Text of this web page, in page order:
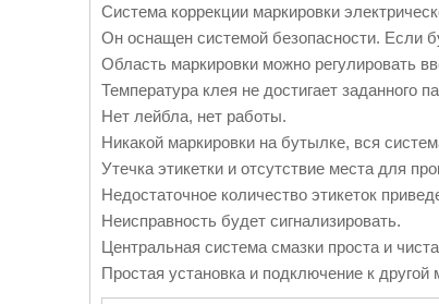
Система коррекции маркировки
Он оснащен системой безопасности. Если
Область маркировки можно регулировать
Температура клея не достигает заданного
Нет лейбла, нет работы.
Никакой маркировки на бутылке, вся
Утечка этикетки и отсутствие места для
Недостаточное количество этикеток
Неисправность будет сигнализировать.
Центральная система смазки проста и
Простая установка и подключение к